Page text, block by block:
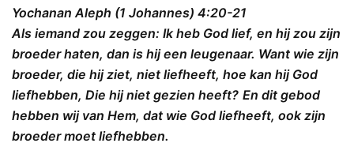
Yochanan Aleph (1 Johannes) 4:20-21
Als iemand zou zeggen: Ik heb God lief, en hij zou zijn
broeder haten, dan is hij een leugenaar. Want wie zijn
broeder, die hij ziet, niet liefheeft, hoe kan hij God
liefhebben, Die hij niet gezien heeft? En dit gebod
hebben wij van Hem, dat wie God liefheeft, ook zijn
broeder moet liefhebben.